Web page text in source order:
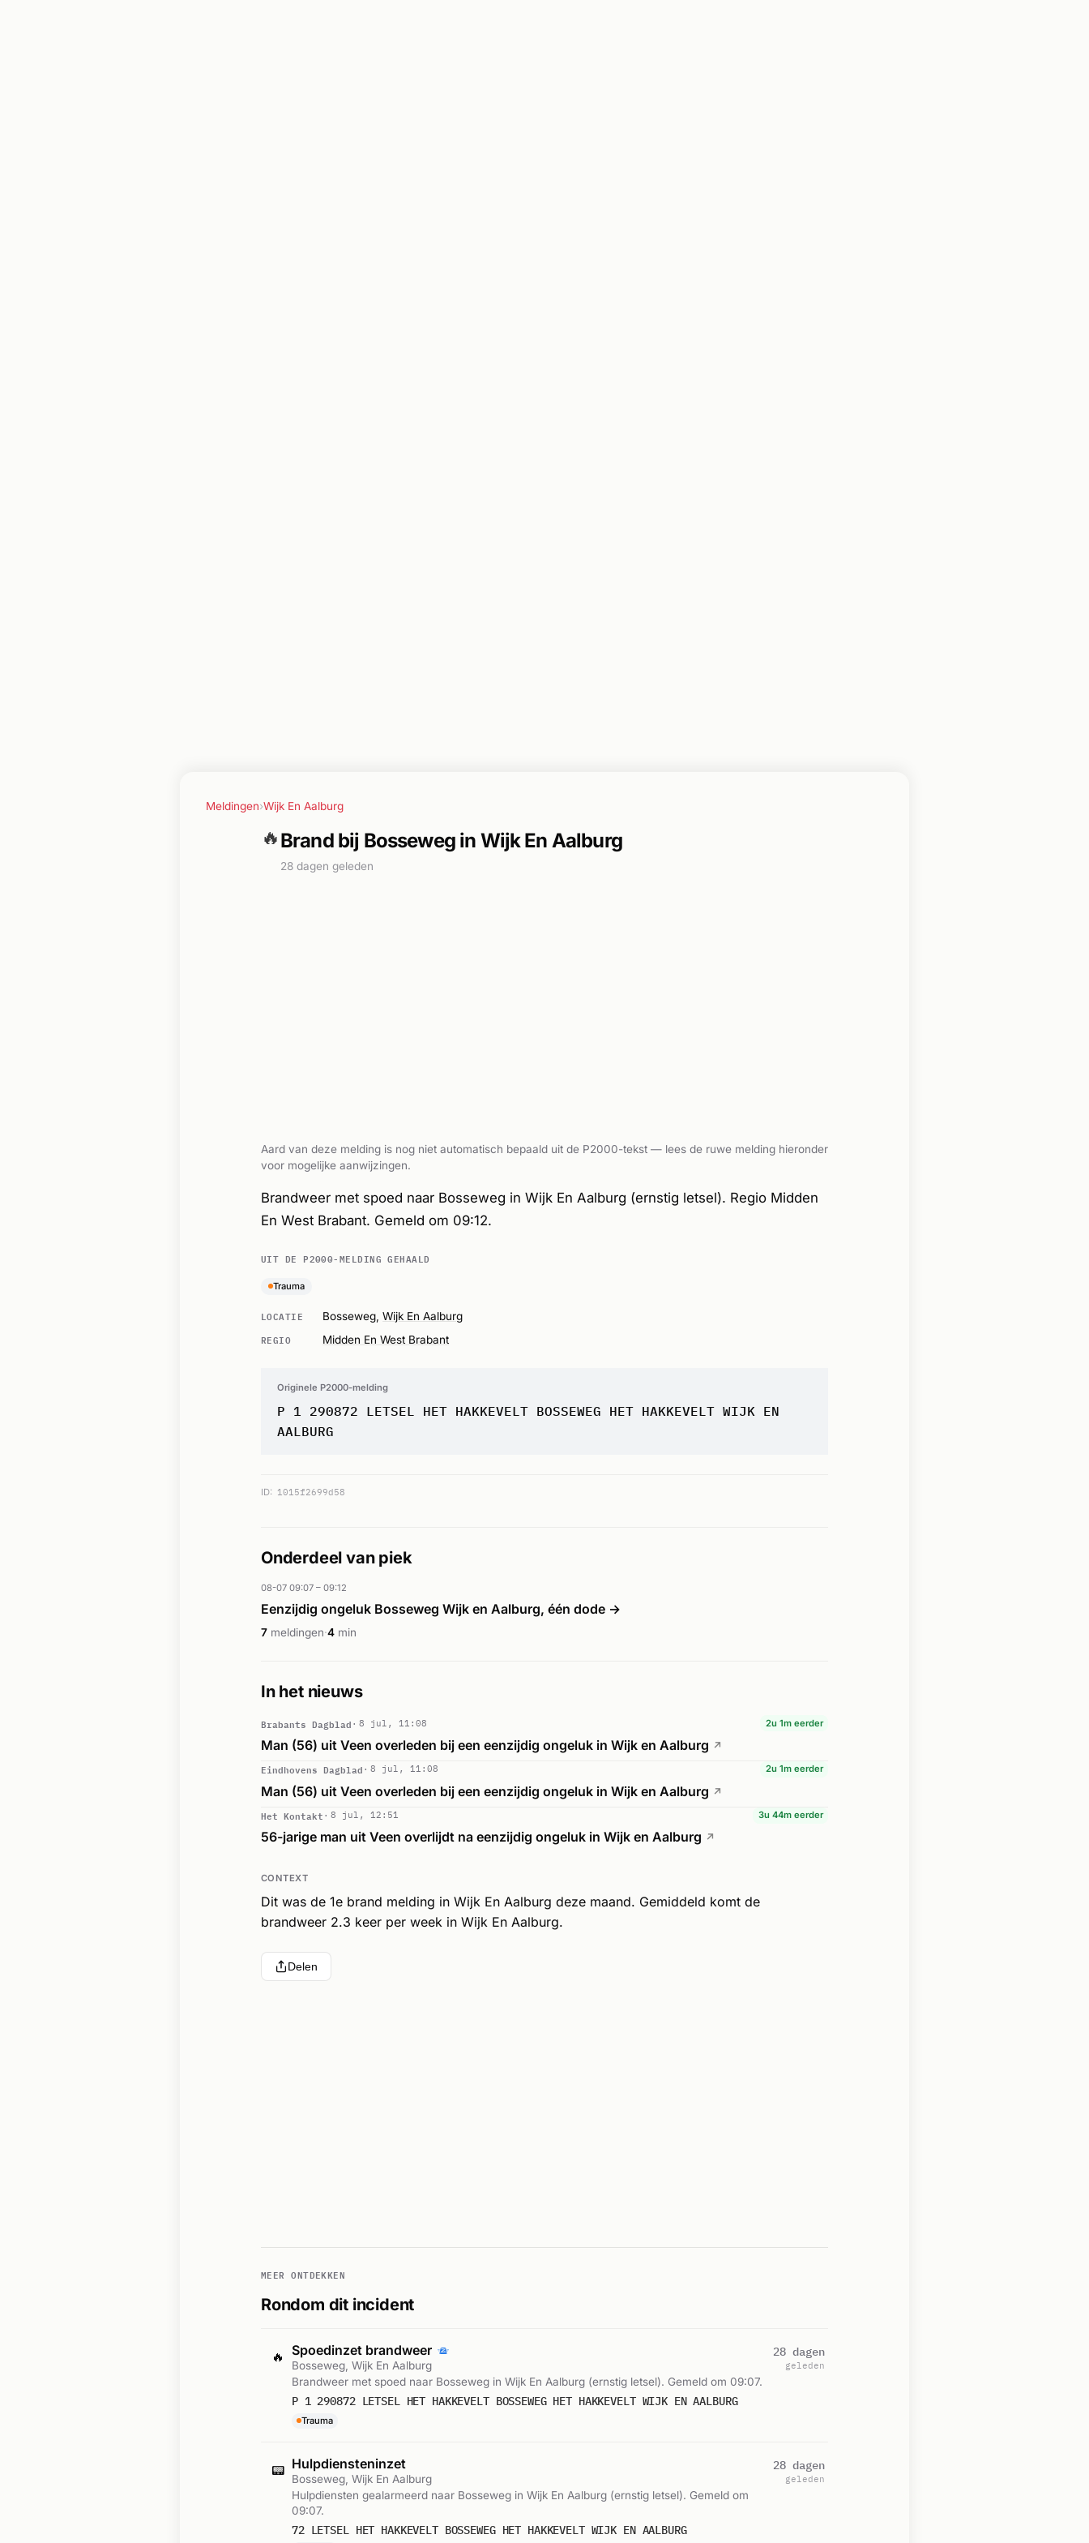
Meldingen›Wijk En Aalburg
🔥Brand bij Bosseweg in Wijk En Aalburg
28 dagen geleden
Aard van deze melding is nog niet automatisch bepaald uit de P2000-tekst — lees de ruwe melding hieronder
voor mogelijke aanwijzingen.
Brandweer met spoed naar Bosseweg in Wijk En Aalburg (ernstig letsel). Regio Midden
En West Brabant. Gemeld om 09:12.
UIT DE P2000-MELDING GEHAALD
Trauma
LOCATIE Bosseweg,Wijk En Aalburg
REGIO Midden En West Brabant
Originele P2000-melding
P 1 290872 LETSEL HET HAKKEVELT BOSSEWEG HET HAKKEVELT WIJK EN
AALBURG
ID: 1015f2699d58
Onderdeel van piek
08-07 09:07 – 09:12
Eenzijdig ongeluk Bosseweg Wijk en Aalburg, één dode →
7 meldingen·4 min
In het nieuws
Brabants Dagblad 8 jul, 11:08 2u 1m eerder
Man (56) uit Veen overleden bij een eenzijdig ongeluk in Wijk en Aalburg ↗
Eindhovens Dagblad 8 jul, 11:08 2u 1m eerder
Man (56) uit Veen overleden bij een eenzijdig ongeluk in Wijk en Aalburg ↗
Het Kontakt 8 jul, 12:51 3u 44m eerder
56-jarige man uit Veen overlijdt na eenzijdig ongeluk in Wijk en Aalburg ↗
CONTEXT
Dit was de 1e brand melding in Wijk En Aalburg deze maand. Gemiddeld komt de
brandweer 2.3 keer per week in Wijk En Aalburg.
Delen
MEER ONTDEKKEN
Rondom dit incident
🔥 Spoedinzet brandweer
Bosseweg, Wijk En Aalburg
Brandweer met spoed naar Bosseweg in Wijk En Aalburg (ernstig letsel). Gemeld om 09:07.
P 1 290872 LETSEL HET HAKKEVELT BOSSEWEG HET HAKKEVELT WIJK EN AALBURG
Trauma
28 dagen
geleden
📟 Hulpdiensteninzet
Bosseweg, Wijk En Aalburg
Hulpdiensten gealarmeerd naar Bosseweg in Wijk En Aalburg (ernstig letsel). Gemeld om
09:07.
72 LETSEL HET HAKKEVELT BOSSEWEG HET HAKKEVELT WIJK EN AALBURG
28 dagen
geleden